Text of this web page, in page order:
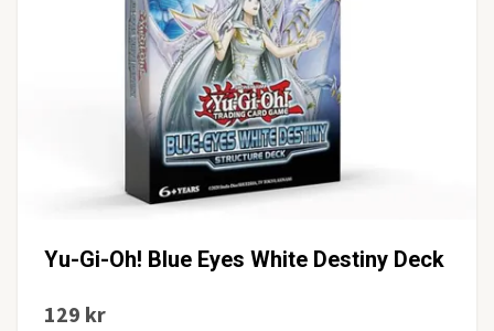
Yu-Gi-Oh! Blue Eyes White Destiny Deck
129 kr